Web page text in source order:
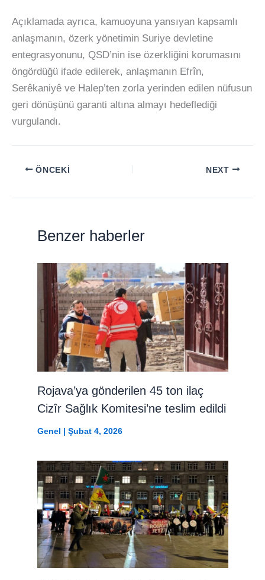
Açıklamada ayrıca, kamuoyuna yansıyan kapsamlı
anlaşmanın, özerk yönetimin Suriye devletine
entegrasyonunu, QSD’nin ise özerkliğini korumasını
öngördüğü ifade edilerek, anlaşmanın Efrîn,
Serêkaniyê ve Halep’ten zorla yerinden edilen nüfusun
geri dönüşünü garanti altına almayı hedeflediği
vurgulandı.
ÖNCEKI NEXT
Benzer haberler
Rojava’ya gönderilen 45 ton ilaç
Cizîr Sağlık Komitesi’ne teslim edildi
Genel | Şubat 4, 2026